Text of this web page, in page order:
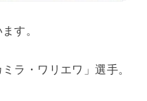
す。
ラ・ワリエワ」選手。